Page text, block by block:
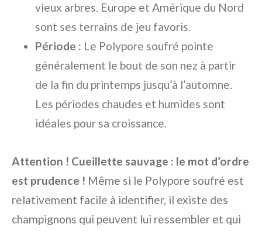
vieux arbres. Europe et Amérique du Nord
sont ses terrains de jeu favoris.
Période : Le Polypore soufré pointe
généralement le bout de son nez à partir
de la fin du printemps jusqu’à l’automne.
Les périodes chaudes et humides sont
idéales pour sa croissance.
Attention ! Cueillette sauvage : le mot d’ordre
est prudence ! Même si le Polypore soufré est
relativement facile à identifier, il existe des
champignons qui peuvent lui ressembler et qui